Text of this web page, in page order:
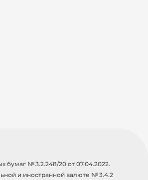
№ 3.2.248/20 от 07.04.2022.
и иностранной валюте № 3.4.2